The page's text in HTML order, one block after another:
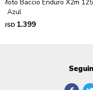
Moto Baccio Enduro X2m
- Azul
USD 1.399